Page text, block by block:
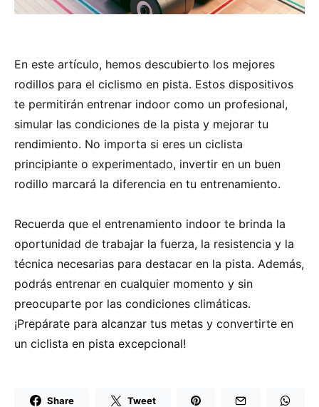
En este artículo, hemos descubierto los mejores
rodillos para el ciclismo en pista. Estos dispositivos
te permitirán entrenar indoor como un profesional,
simular las condiciones de la pista y mejorar tu
rendimiento. No importa si eres un ciclista
principiante o experimentado, invertir en un buen
rodillo marcará la diferencia en tu entrenamiento.
Recuerda que el entrenamiento indoor te brinda la
oportunidad de trabajar la fuerza, la resistencia y la
técnica necesarias para destacar en la pista. Además,
podrás entrenar en cualquier momento y sin
preocuparte por las condiciones climáticas.
¡Prepárate para alcanzar tus metas y convertirte en
un ciclista en pista excepcional!
Share Tweet